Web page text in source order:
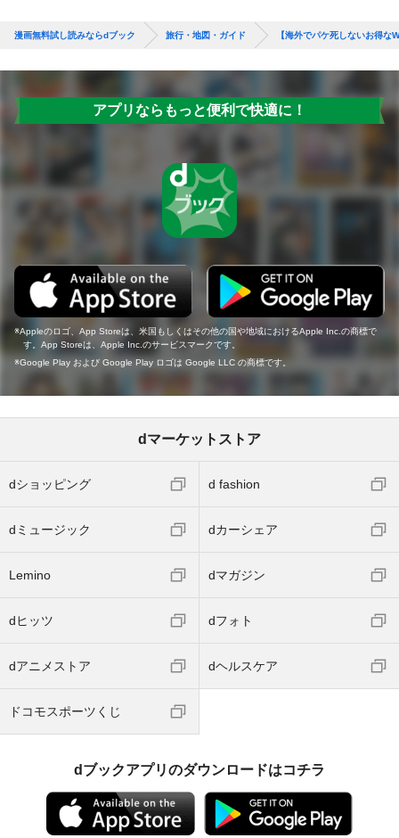
漫画無料試し読みならdブック 旅行・地図・ガイド 【海外でパケ死しないお得
アプリならもっと便利で快適に！
Appleのロゴ、App Storeは、米国もしくはその他の国や地域におけるApple Inc.の商標で
す。App Storeは、Apple Inc.のサービスマークです。
Google Play および Google Play ロゴは Google LLC の商標です。
dマーケットストア
dショッピング d fashion
dミュージック dカーシェア
Lemino dマガジン
dヒッツ dフォト
dアニメストア dヘルスケア
ドコモスポーツくじ
dブックアプリのダウンロードはコチラ